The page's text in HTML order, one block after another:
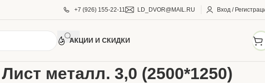
+7 (926) 155-22-11 LD_DVOR@MAIL.RU Вход /
АКЦИИ И СКИДКИ
Лист металл. 3,0 (2500*1250)